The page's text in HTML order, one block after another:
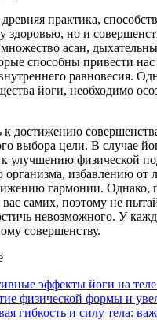
практика,
здоровью, но и
асан,
способны привести
равновесия.
йоги, необходимо
достижению
выбора цели. В случае
улучшению физической
организма, избавлению от
гармонии. Однако,
вас самих, поэтому не
невозможного. У
совершенству.
эффекты йоги на теле
физической формы и
гибкость и силу тела: